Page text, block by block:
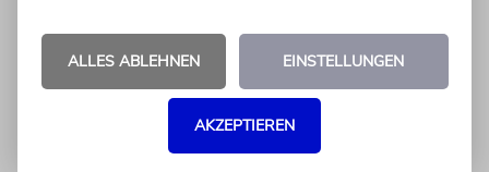
06.08.2026
ALLES ABLEHNEN EINSTELLUNGEN
AKZEPTIEREN